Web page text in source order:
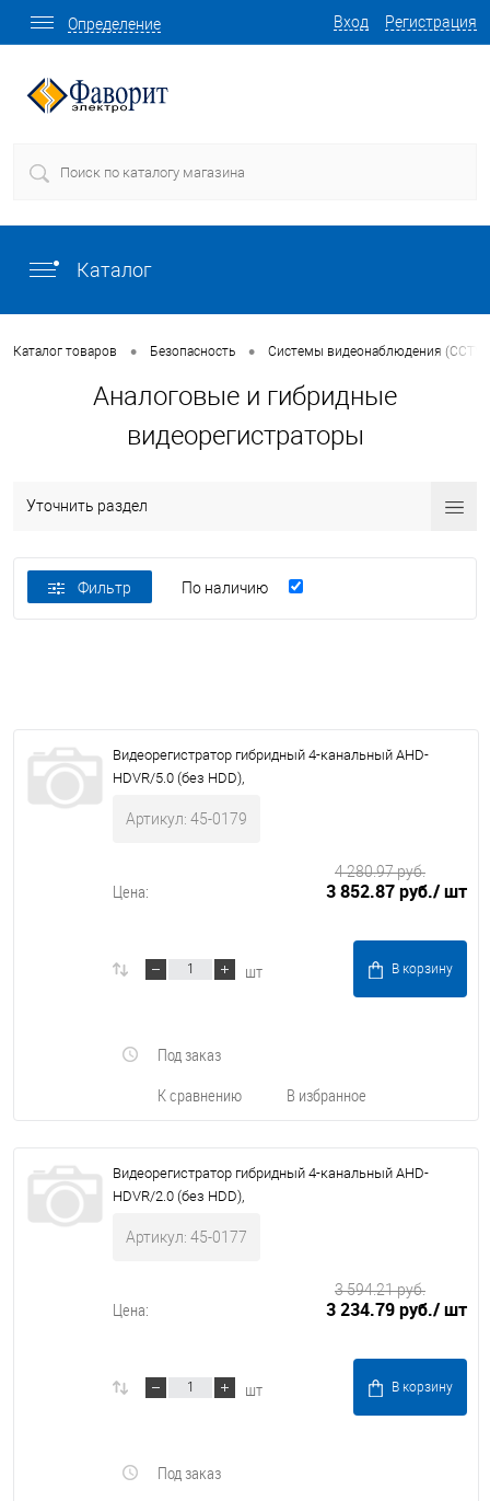
Вход Регистрация
Определение
Каталог
Каталог товаров • Безопасность • Системы видеонаблюдения (CCTV)
Аналоговые и гибридные
видеорегистраторы
Уточнить раздел
Фильтр По наличию
Видеорегистратор гибридный 4-канальный AHD-
HDVR/5.0 (без HDD),
Артикул: 45-0179
Цена: 3 852.87 руб./ шт
4 280.97 руб.
шт В корзину
К сравнению В избранное
Под заказ
Видеорегистратор гибридный 4-канальный AHD-
HDVR/2.0 (без HDD),
Артикул: 45-0177
Цена: 3 234.79 руб./ шт
3 594.21 руб.
шт В корзину
Под заказ